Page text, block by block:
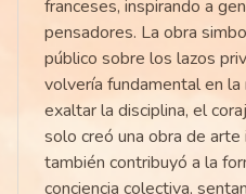
franceses, inspirando a
pensadores. La obra
público sobre los lazos
volvería fundamental en
exaltar la disciplina, el
solo creó una obra de
también contribuyó a la
conciencia colectiva,